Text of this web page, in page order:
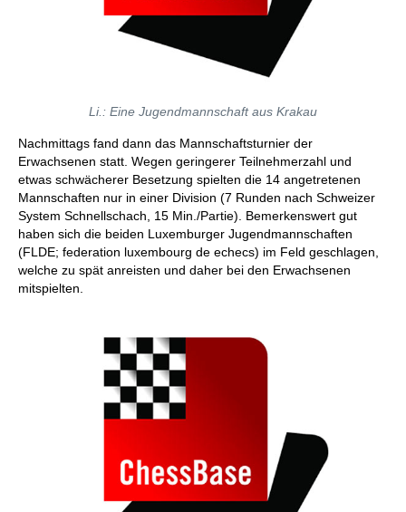
Li.: Eine Jugendmannschaft aus Krakau
Nachmittags fand dann das Mannschaftsturnier der
Erwachsenen statt. Wegen geringerer Teilnehmerzahl und
etwas schwächerer Besetzung spielten die 14 angetretenen
Mannschaften nur in einer Division (7 Runden nach Schweizer
System Schnellschach, 15 Min./Partie). Bemerkenswert gut
haben sich die beiden Luxemburger Jugendmannschaften
(FLDE; federation luxembourg de echecs) im Feld geschlagen,
welche zu spät anreisten und daher bei den Erwachsenen
mitspielten.